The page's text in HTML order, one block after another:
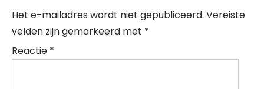
Het e-mailadres wordt niet gepubliceerd. Vereiste
velden zijn gemarkeerd met *
Reactie *